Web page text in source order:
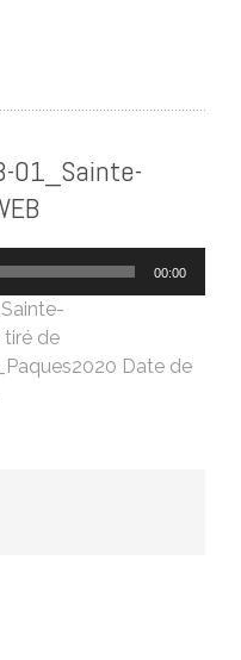
01_Sainte-
00:00
tiré de
Date de